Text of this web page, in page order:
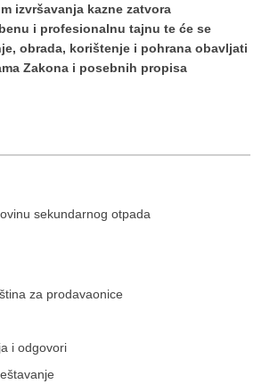
izvršavanja kazne zatvora
i profesionalnu tajnu te će se
obrada, korištenje i pohrana obavljati
Zakona i posebnih propisa
sekundarnog otpada
za prodavaonice
i odgovori